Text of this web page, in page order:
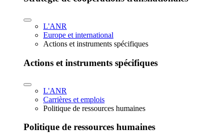
L'ANR
Europe et international
Actions et instruments spécifiques
Actions et instruments spécifiques
L'ANR
Carrières et emplois
Politique de ressources humaines
Politique de ressources humaines